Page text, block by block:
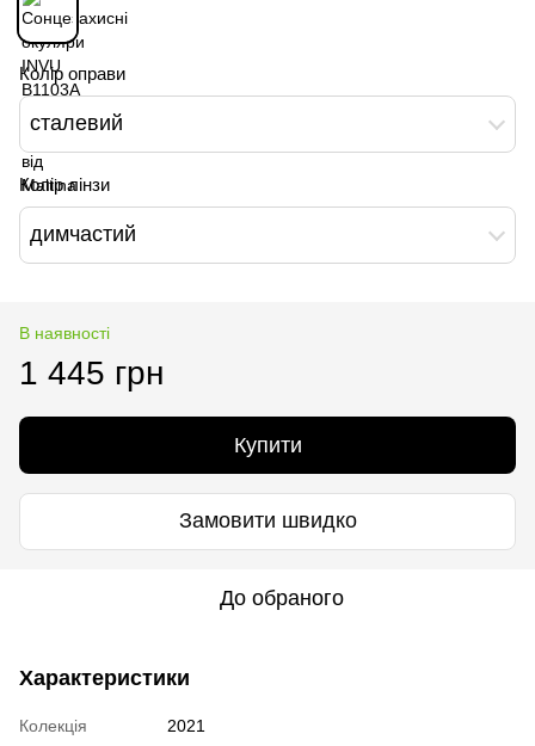
Колір оправи
сталевий
Колір лінзи
димчастий
В наявності
1 445 грн
Купити
Замовити швидко
До обраного
Характеристики
Колекція
2021